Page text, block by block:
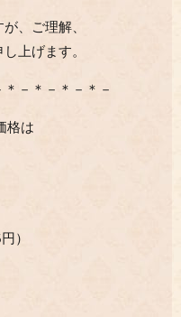
、ご理解、
上げます。
－＊－＊－＊－
格は
）